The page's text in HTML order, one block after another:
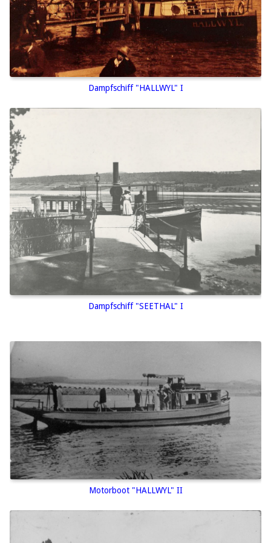
Dampfschiff "HALLWYL" I
Dampfschiff "SEETHAL" I
Motorboot "HALLWYL" II